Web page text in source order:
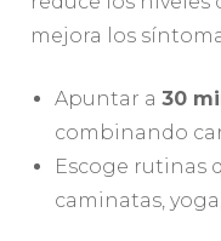
mejora los
Apuntar a 30
combinando
Escoge rutinas
caminatas,